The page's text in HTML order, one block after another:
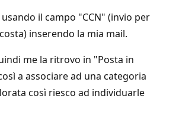
il campo "CCN" (invio per
inserendo la mia mail.
me la ritrovo in "Posta in
a associare ad una categoria
così riesco ad individuarle